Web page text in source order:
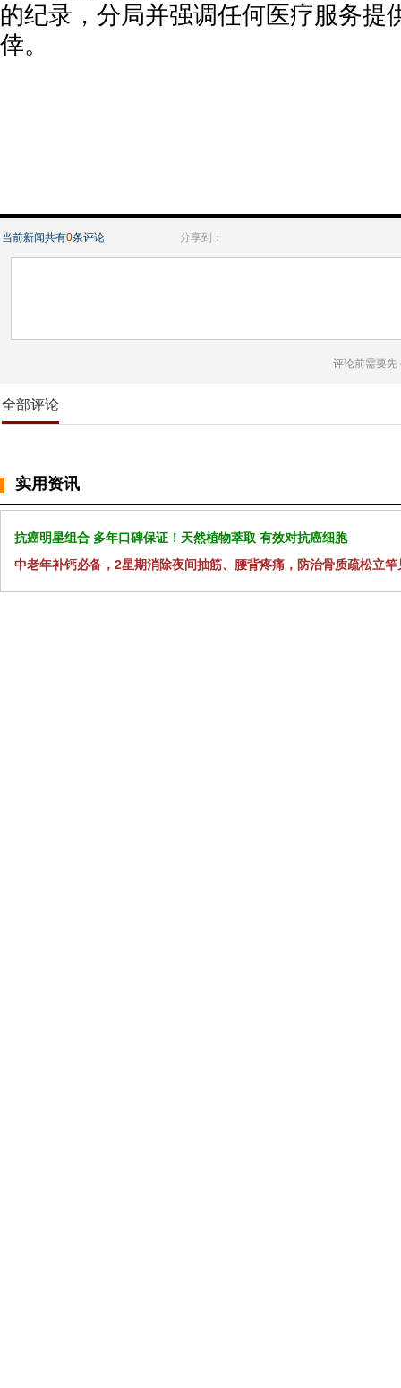
的纪录，分局并强调任何医疗服务提
倖。
当前新闻共有0条评论 分享到：
评论前需要先
全部评论
实用资讯
抗癌明星组合 多年口碑保证！天然植物萃取 有效对抗癌细胞
中老年补钙必备，2星期消除夜间抽筋、腰背疼痛，防治骨质疏松立竿